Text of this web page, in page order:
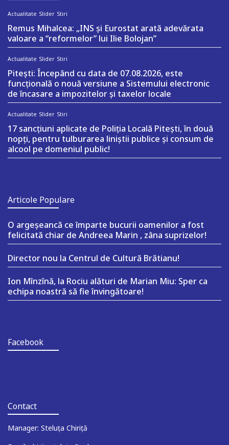
Actualitate Slider Stiri
Remus Mihalcea: „INS și Eurostat arată adevărata
valoare a “reformelor” lui Ilie Bolojan”
Actualitate Slider Stiri
Pitești: Începând cu data de 07.08.2026, este
funcțională o nouă versiune a Sistemului electronic
de încasare a impozitelor și taxelor locale
Actualitate Slider Stiri
17 sancțiuni aplicate de Poliția Locală Pitești, în două
nopți, pentru tulburarea liniștii publice și consum de
alcool pe domeniul public!
Articole Populare
O argeşeancă ce împarte bucurii oamenilor a fost
felicitată chiar de Andreea Marin , zâna suprizelor!
Director nou la Centrul de Cultură Brătianu!
Ion Mînzînă, la Rociu alături de Marian Miu: Sper ca
echipa noastră să fie învingătoare!
Facebook
Contact
Manager: Steluța Chiriță